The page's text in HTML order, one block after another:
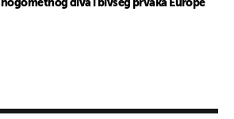
nogometnog diva i bivšeg prvaka Europe